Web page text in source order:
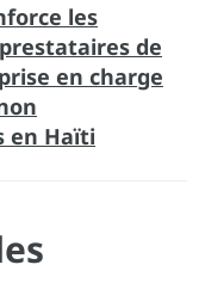
les
de
en charge
en Haïti